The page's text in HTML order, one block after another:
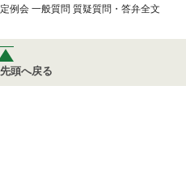
例会 一般質問 質疑質問・答弁全文
頭へ戻る